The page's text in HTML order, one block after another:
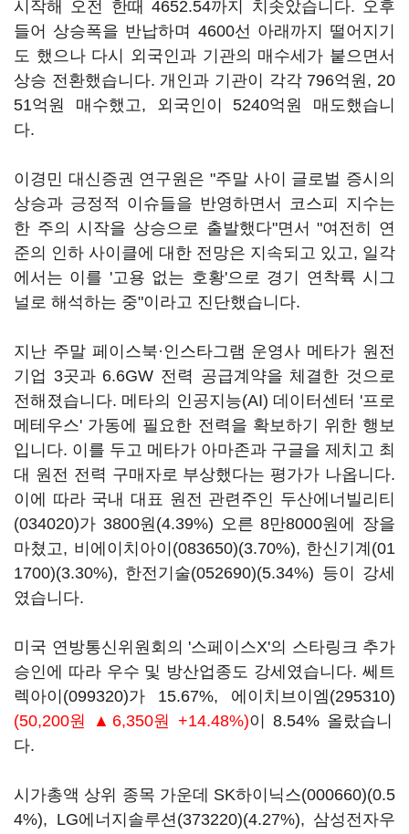
시작해 오전 한때 4652.54까지 치솟았습니다. 오후
들어 상승폭을 반납하며 4600선 아래까지 떨어지기
도 했으나 다시 외국인과 기관의 매수세가 붙으면서
상승 전환했습니다. 개인과 기관이 각각 796억원, 20
51억원 매수했고, 외국인이 5240억원 매도했습니
다.
이경민 대신증권 연구원은 "주말 사이 글로벌 증시의
상승과 긍정적 이슈들을 반영하면서 코스피 지수는
한 주의 시작을 상승으로 출발했다"면서 "여전히 연
준의 인하 사이클에 대한 전망은 지속되고 있고, 일각
에서는 이를 '고용 없는 호황'으로 경기 연착륙 시그
널로 해석하는 중"이라고 진단했습니다.
지난 주말 페이스북·인스타그램 운영사 메타가 원전
기업 3곳과 6.6GW 전력 공급계약을 체결한 것으로
전해졌습니다. 메타의 인공지능(AI) 데이터센터 '프로
메테우스' 가동에 필요한 전력을 확보하기 위한 행보
입니다. 이를 두고 메타가 아마존과 구글을 제치고 최
대 원전 전력 구매자로 부상했다는 평가가 나옵니다.
이에 따라 국내 대표 원전 관련주인 두산에너빌리티
(034020)가 3800원(4.39%) 오른 8만8000원에 장을
마쳤고, 비에이치아이(083650)(3.70%), 한신기계(01
1700)(3.30%), 한전기술(052690)(5.34%) 등이 강세
였습니다.
미국 연방통신위원회의 '스페이스X'의 스타링크 추가
승인에 따라 우수 및 방산업종도 강세였습니다. 쎄트
렉아이(099320)가 15.67%, 에이치브이엠(295310)
(50,200원 ▲6,350원 +14.48%)이 8.54% 올랐습니
다.
시가총액 상위 종목 가운데 SK하이닉스(000660)(0.5
4%), LG에너지솔루션(373220)(4.27%), 삼성전자우